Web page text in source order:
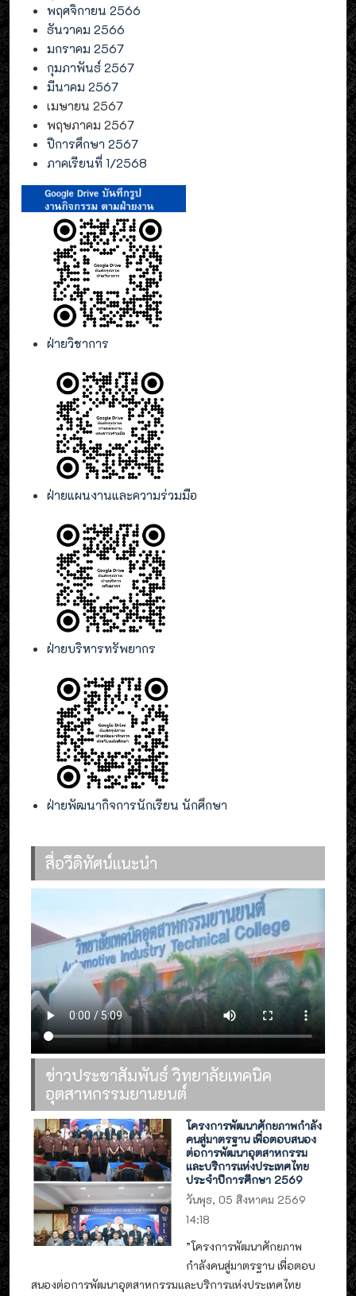
พฤศจิกายน 2566
ธันวาคม 2566
มกราคม 2567
กุมภาพันธ์ 2567
มีนาคม 2567
เมษายน 2567
พฤษภาคม 2567
ปีการศึกษา 2567
ภาคเรียนที่ 1/2568
ฝ่ายวิชาการ
ฝ่ายแผนงานและความร่วมมือ
ฝ่ายบริหารทรัพยากร
ฝ่ายพัฒนากิจการนักเรียน นักศึกษา
สื่อวีดิทัศน์แนะนำ
ข่าวประชาสัมพันธ์ วิทยาลัยเทคนิค
อุตสาหกรรมยานยนต์
โครงการพัฒนาศักยภาพกำลัง
คนสู่มาตรฐาน เพื่อตอบสนอง
ต่อการพัฒนาอุตสาหกรรม
และบริการแห่งประเทศไทย
ประจำปีการศึกษา 2569
วันพุธ, 05 สิงหาคม 2569
14:18
”โครงการพัฒนาศักยภาพ
กำลังคนสู่มาตรฐาน เพื่อตอบ
สนองต่อการพัฒนาอุตสาหกรรมและบริการแห่งประเทศไทย